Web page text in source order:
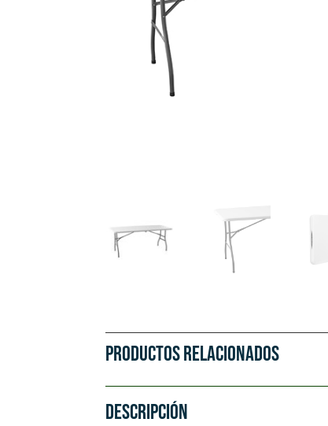
PRODUCTOS RELACIONADOS
DESCRIPCIÓN